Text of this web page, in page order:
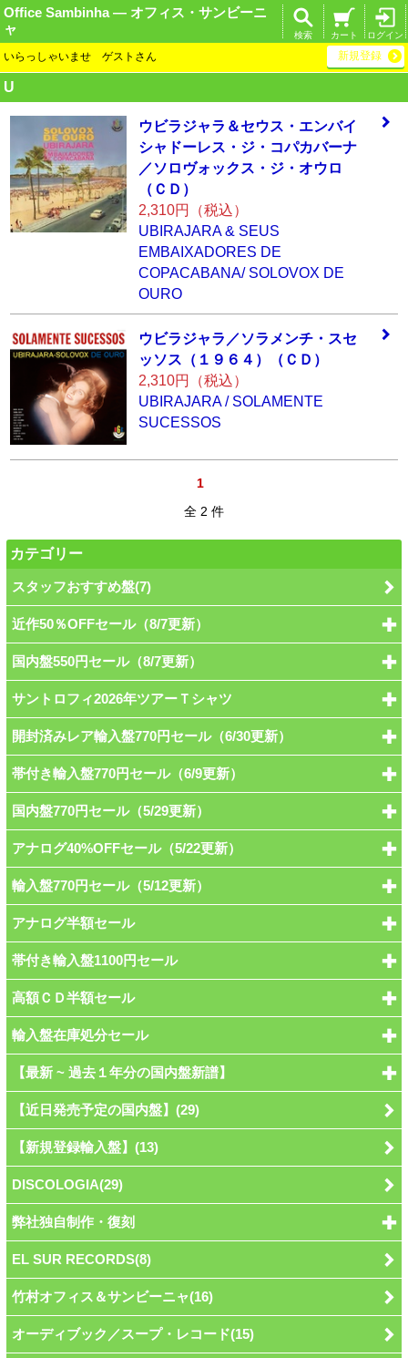
Office Sambinha ― オフィス・サンビーニ
ャ
ログイン
カート
検索
いらっしゃいませ ゲストさん 新規登録
U
ウビラジャラ＆セウス・エンバイ
シャドーレス・ジ・ コパカバーナ
／ソ ロヴォックス・ジ・オウロ
（ＣＤ）
2,310円（税込）
UBIRAJARA & SEUS
EMBAIXADORES DE
COPACABANA/ SOLOVOX DE
OURO
ウビラジャラ／ソラメンチ・スセ
ッ ソス（１９６４）
（ＣＤ）
2,310円（税込）
UBIRAJARA / SOLAMENTE
SUCESSOS
1
全 2 件
カテゴリー
スタッフおすすめ盤(7)
近作50％OFFセール（8/7更新）
国内盤550円セール（8/7更新）
サントロフィ2026年ツアーＴシャツ
開封済みレア輸入盤770円セール（6/30更新）
帯付き輸入盤770円セール（6/9更新）
国内盤770円セール（5/29更新）
アナログ40%OFFセール（5/22更新）
輸入盤770円セール（5/12更新）
アナログ半額セール
帯付き輸入盤1100円セール
高額ＣＤ半額セール
輸入盤在庫処分セール
【最新 ~ 過去１年分の国内盤新譜】
【近日発売予定の国内盤】(29)
【新規登録輸入盤】(13)
DISCOLOGIA(29)
弊社独自制作・復刻
EL SUR RECORDS(8)
竹村オフィス＆サンビーニャ(16)
オーディブック／スープ・レコード(15)